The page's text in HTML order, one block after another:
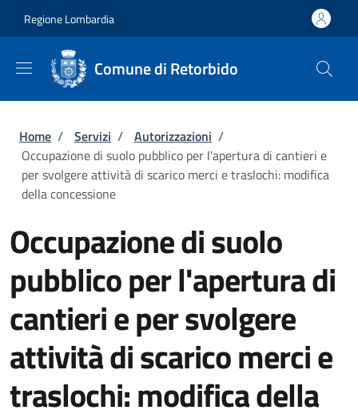
Regione Lombardia
Comune di Retorbido
Briciole di pane
Home / Servizi / Autorizzazioni /
Occupazione di suolo pubblico per l'apertura di cantieri e
per svolgere attività di scarico merci e traslochi: modifica
della concessione
Occupazione di suolo
pubblico per l'apertura di
cantieri e per svolgere
attività di scarico merci e
traslochi: modifica della